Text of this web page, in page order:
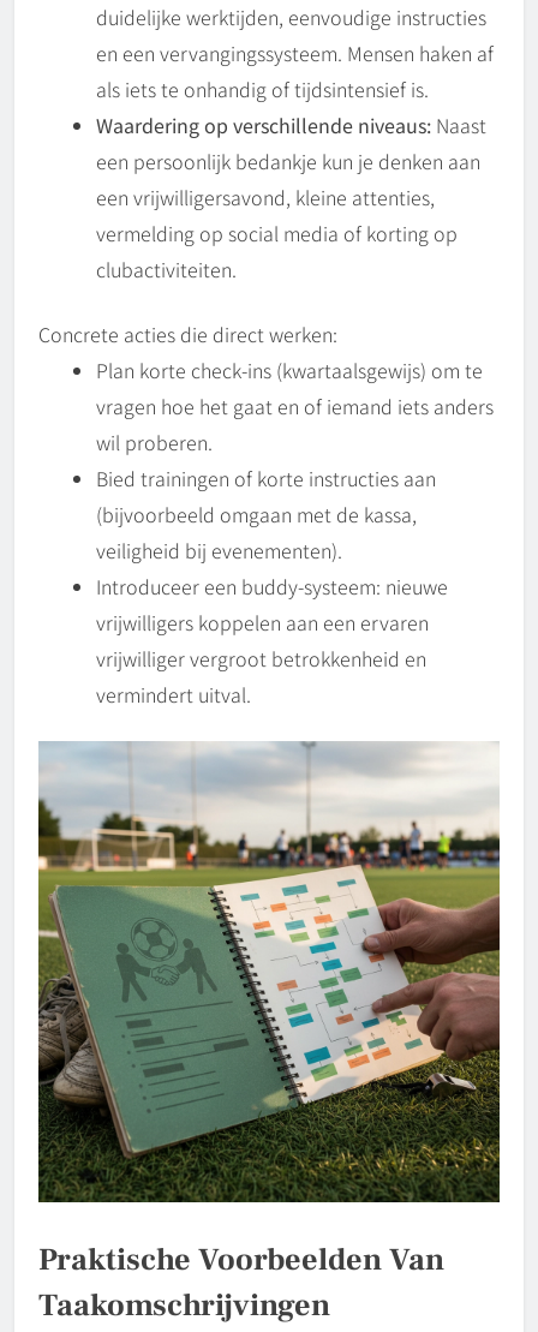
duidelijke werktijden, eenvoudige instructies
en een vervangingssysteem. Mensen haken af
als iets te onhandig of tijdsintensief is.
Waardering op verschillende niveaus: Naast
een persoonlijk bedankje kun je denken aan
een vrijwilligersavond, kleine attenties,
vermelding op social media of korting op
clubactiviteiten.
Concrete acties die direct werken:
Plan korte check-ins (kwartaalsgewijs) om te
vragen hoe het gaat en of iemand iets anders
wil proberen.
Bied trainingen of korte instructies aan
(bijvoorbeeld omgaan met de kassa,
veiligheid bij evenementen).
Introduceer een buddy-systeem: nieuwe
vrijwilligers koppelen aan een ervaren
vrijwilliger vergroot betrokkenheid en
vermindert uitval.
Praktische Voorbeelden Van
Taakomschrijvingen